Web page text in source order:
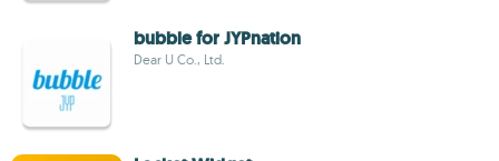
bubble for JYPnation
Dear U Co., Ltd.